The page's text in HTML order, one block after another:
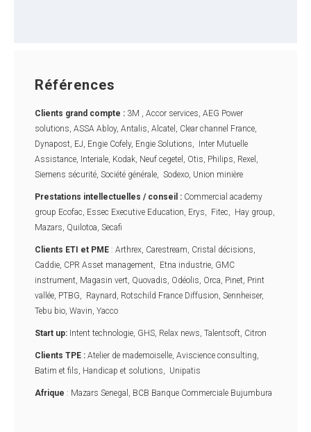
Références
Clients grand compte : 3M , Accor services, AEG Power
solutions, ASSA Abloy, Antalis, Alcatel, Clear channel France,
Dynapost, EJ, Engie Cofely, Engie Solutions, Inter Mutuelle
Assistance, Interiale, Kodak, Neuf cegetel, Otis, Philips, Rexel,
Siemens sécurité, Société générale, Sodexo, Union minière
Prestations intellectuelles / conseil : Commercial academy
group Ecofac, Essec Executive Education, Erys, Fitec, Hay group,
Mazars, Quilotoa, Secafi
Clients ETI et PME : Arthrex, Carestream, Cristal décisions,
Caddie, CPR Asset management, Etna industrie, GMC
instrument, Magasin vert, Quovadis, Odéolis, Orca, Pinet, Print
vallée, PTBG, Raynard, Rotschild France Diffusion, Sennheiser,
Tebu bio, Wavin, Yacco
Start up: Intent technologie, GHS, Relax news, Talentsoft, Citron
Clients TPE : Atelier de mademoiselle, Aviscience consulting,
Batim et fils, Handicap et solutions, Unipatis
Afrique : Mazars Senegal, BCB Banque Commerciale Bujumbura